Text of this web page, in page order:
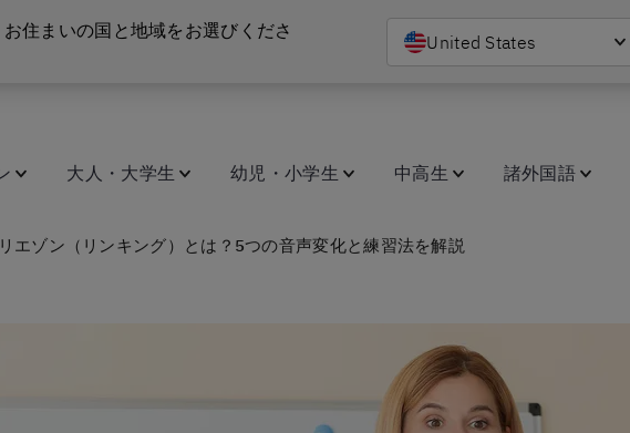
住まいの国と地域をお選びくださ
United States
大人・大学生 幼児・小学生 中高生 諸外国語
エゾン（リンキング）とは？5つの音声変化と練習法を解説